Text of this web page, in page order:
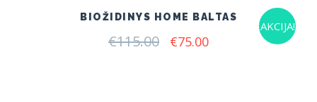
AKCIJA!
BIOŽIDINYS HOME BALTAS
€115.00 Original
€75.00Current